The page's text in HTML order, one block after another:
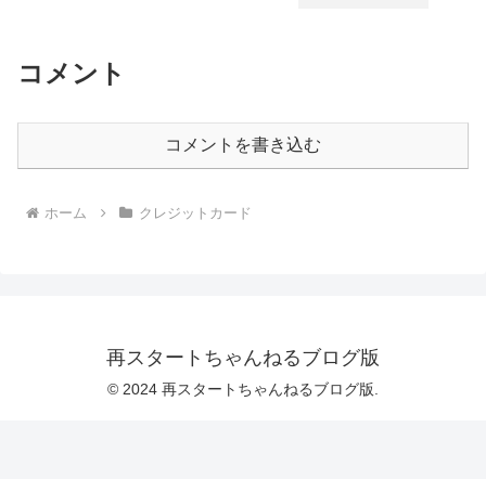
コメント
コメントを書き込む
ホーム クレジットカード
再スタートちゃんねるブログ版
© 2024 再スタートちゃんねるブログ版.